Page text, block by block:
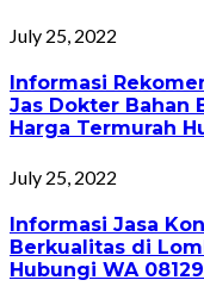
July 25, 2022
Informasi
Jas Dokter Bahan
Harga Termurah
July 25, 2022
Informasi Jasa
Berkualitas di
Hubungi WA